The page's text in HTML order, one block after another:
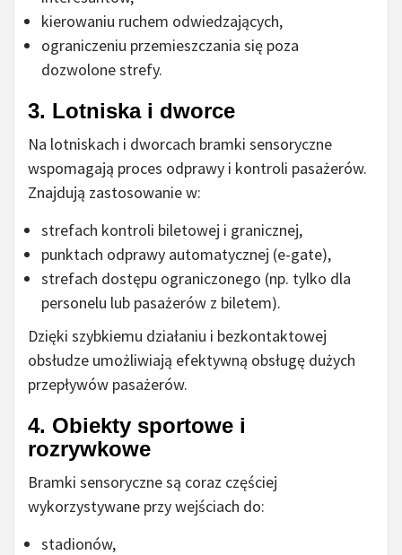
kierowaniu ruchem odwiedzających,
ograniczeniu przemieszczania się poza
dozwolone strefy.
3. Lotniska i dworce
Na lotniskach i dworcach bramki sensoryczne
wspomagają proces odprawy i kontroli pasażerów.
Znajdują zastosowanie w:
strefach kontroli biletowej i granicznej,
punktach odprawy automatycznej (e-gate),
strefach dostępu ograniczonego (np. tylko dla
personelu lub pasażerów z biletem).
Dzięki szybkiemu działaniu i bezkontaktowej
obsłudze umożliwiają efektywną obsługę dużych
przepływów pasażerów.
4. Obiekty sportowe i
rozrywkowe
Bramki sensoryczne są coraz częściej
wykorzystywane przy wejściach do:
stadionów,